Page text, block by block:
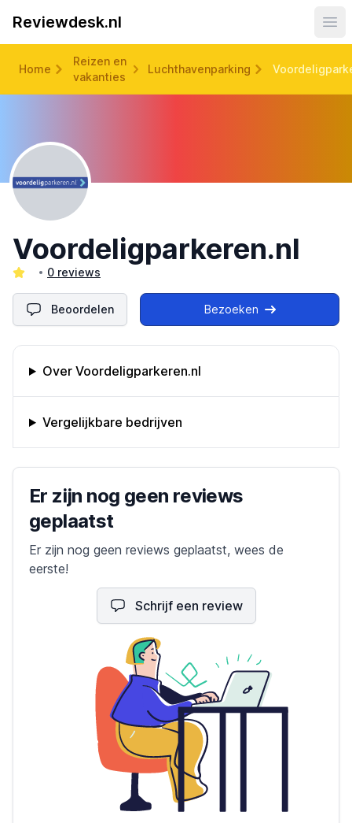
Reviewdesk.nl
Home
Reizen en
vakanties
Luchthavenparking
Voordeligparkeren.nl
0 reviews
Beoordelen Bezoeken
Omschrijving bedrijf
Over Voordeligparkeren.nl
Vergelijkbare bedrijven
Bedrijfs reviews
Er zijn nog geen reviews
geplaatst
Er zijn nog geen reviews geplaatst, wees de
eerste!
Schrijf een review